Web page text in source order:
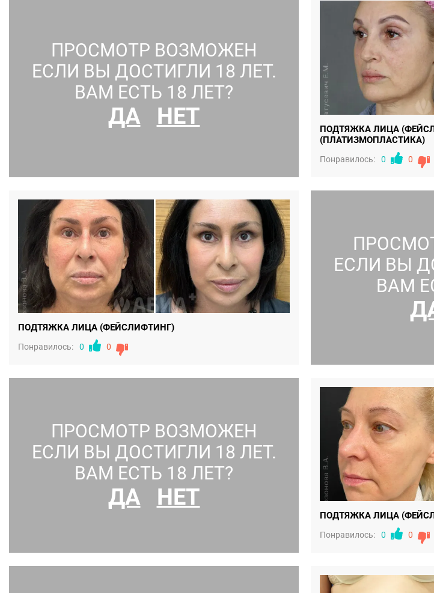
ГРУДЬ, УВЕЛИЧЕНИЕ ГРУДИ, ТУБУЛЯРНАЯ ГРУДЬ
ПРОСМОТР ВОЗМОЖЕН
ЕСЛИ ВЫ ДОСТИГЛИ 18 ЛЕТ.
ВАМ ЕСТЬ 18 ЛЕТ?
ДА НЕТ
ПОДТЯЖКА ЛИЦА
(ПЛАТИЗМОПЛАСТИКА)
Понравилось: 0 0
ПОДТЯЖКА ЛИЦА (ФЕЙСЛИФТИНГ)
Понравилось: 0 0
ЕСЛИ ВЫ
ВАМ
ПРОСМОТР ВОЗМОЖЕН
ЕСЛИ ВЫ ДОСТИГЛИ 18 ЛЕТ.
ВАМ ЕСТЬ 18 ЛЕТ?
ДА НЕТ
ПОДТЯЖКА ЛИЦА
Понравилось: 0 0